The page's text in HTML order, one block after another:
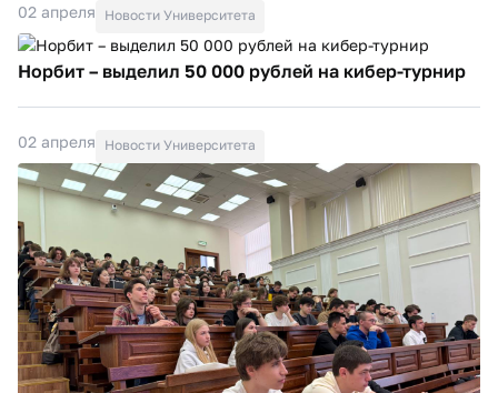
02 апреля Новости Университета
Норбит – выделил 50 000 рублей на кибер-турнир
02 апреля Новости Университета